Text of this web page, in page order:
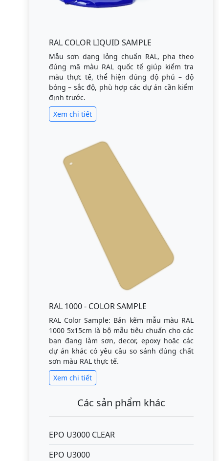
RAL COLOR LIQUID SAMPLE
Mẫu sơn dạng lỏng chuẩn RAL, pha theo
đúng mã màu RAL quốc tế giúp kiểm tra
màu thực tế, thể hiện đúng độ phủ – độ
bóng – sắc độ, phù hợp các dự án cần kiểm
định trước.
Xem chi tiết
RAL 1000 - COLOR SAMPLE
RAL Color Sample: Bản kẽm mẫu màu RAL
1000 5x15cm là bộ mẫu tiêu chuẩn cho các
bạn đang làm sơn, decor, epoxy hoặc các
dự án khác có yêu cầu so sánh đúng chất
sơn màu RAL thực tế.
Xem chi tiết
Các sản phẩm khác
EPO U3000 CLEAR
EPO U3000